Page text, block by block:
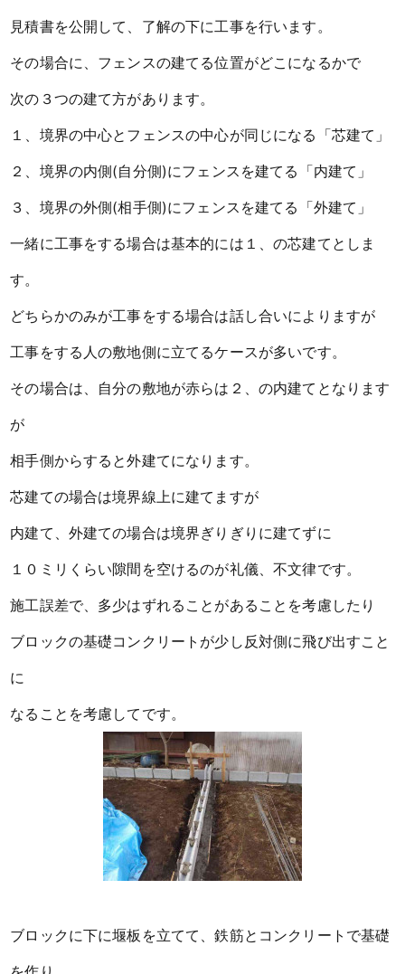
見積書を公開して、了解の下に工事を行います。
その場合に、フェンスの建てる位置がどこになるかで
次の３つの建て方があります。
１、境界の中心とフェンスの中心が同じになる「芯建て」
２、境界の内側(自分側)にフェンスを建てる「内建て」
３、境界の外側(相手側)にフェンスを建てる「外建て」
一緒に工事をする場合は基本的には１、の芯建てとしま
す。
どちらかのみが工事をする場合は話し合いによりますが
工事をする人の敷地側に立てるケースが多いです。
その場合は、自分の敷地が赤らは２、の内建てとなります
が
相手側からすると外建てになります。
芯建ての場合は境界線上に建てますが
内建て、外建ての場合は境界ぎりぎりに建てずに
１０ミリくらい隙間を空けるのが礼儀、不文律です。
施工誤差で、多少はずれることがあることを考慮したり
ブロックの基礎コンクリートが少し反対側に飛び出すこと
に
なることを考慮してです。
ブロックに下に堰板を立てて、鉄筋とコンクリートで基礎